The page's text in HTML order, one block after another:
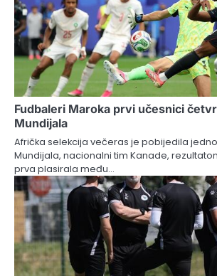
Fudbaleri Maroka prvi učesnici
Mundijala
Afrička selekcija večeras je pobijedila
Mundijala, nacionalni tim Kanade,
prva plasirala među…